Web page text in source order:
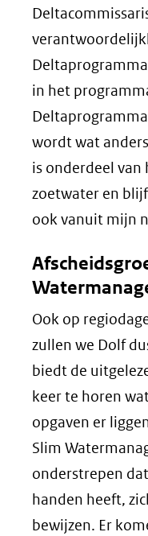
in het
wordt wat
is onderdeel
zoetwater en
ook vanuit mijn
Ook op
zullen we Dolf
biedt de
keer te horen
opgaven er
Slim
onderstrepen
handen heeft,
bewijzen. Er